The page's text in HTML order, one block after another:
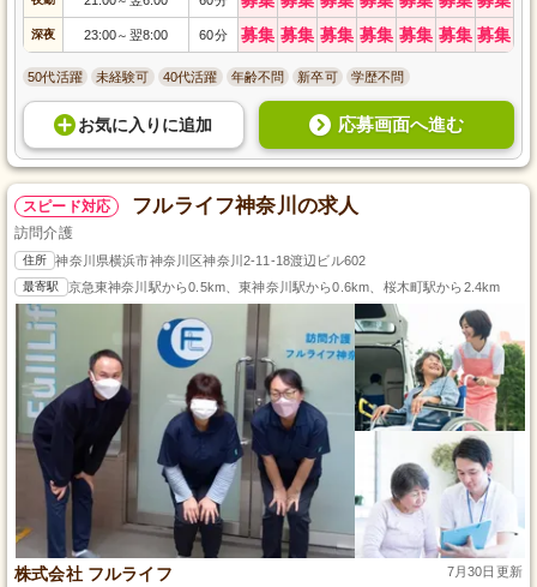
深夜 23:00～ 翌8:00 60分 募集 募集 募集 募集 募集 募集 募集
50代活躍 未経験可 40代活躍 年齢不問 新卒可 学歴不問
お気に入り に追加 応募画面へ進む
スピード対応 フルライフ神奈川の求人
訪問介護
住所 神奈川県横浜市神奈川区神奈川2-11-18渡辺ビル602
最寄駅 京急東神奈川駅から0.5km、東神奈川駅から0.6km、桜木町駅から2.4km
株式会社 フルライフ 7月30日更新